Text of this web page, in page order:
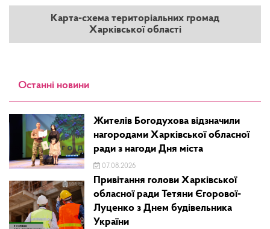
Карта-схема територіальних громад
Харківської області
Останні новини
Жителів Богодухова відзначили
нагородами Харківської обласної
ради з нагоди Дня міста
07.08.2026
Привітання голови Харківської
обласної ради Тетяни Єгорової-
Луценко з Днем будівельника
України